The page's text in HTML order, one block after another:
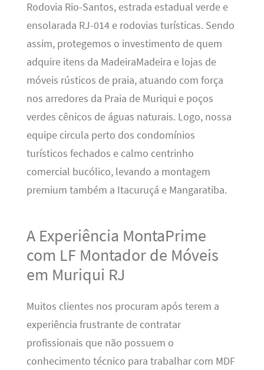
Rodovia Rio-Santos, estrada estadual verde e
ensolarada RJ-014 e rodovias turísticas. Sendo
assim, protegemos o investimento de quem
adquire itens da MadeiraMadeira e lojas de
móveis rústicos de praia, atuando com força
nos arredores da Praia de Muriqui e poços
verdes cênicos de águas naturais. Logo, nossa
equipe circula perto dos condomínios
turísticos fechados e calmo centrinho
comercial bucólico, levando a montagem
premium também a Itacuruçá e Mangaratiba.
A Experiência MontaPrime
com LF Montador de Móveis
em Muriqui RJ
Muitos clientes nos procuram após terem a
experiência frustrante de contratar
profissionais que não possuem o
conhecimento técnico para trabalhar com MDF